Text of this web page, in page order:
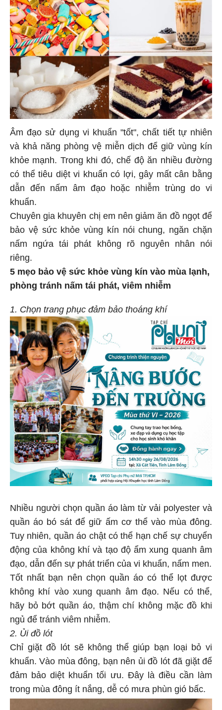
Âm đạo sử dụng vi khuẩn "tốt", chất tiết tự nhiên
và khả năng phòng vệ miễn dịch để giữ vùng kín
khỏe mạnh. Trong khi đó, chế độ ăn nhiều đường
có thể tiêu diệt vi khuẩn có lợi, gây mất cân bằng
dẫn đến nấm âm đạo hoặc nhiễm trùng do vi
khuẩn.
Chuyên gia khuyên chị em nên giảm ăn đồ ngọt để
bảo vệ sức khỏe vùng kín nói chung, ngăn chặn
nấm ngứa tái phát không rõ nguyên nhân nói
riêng.
5 mẹo bảo vệ sức khỏe vùng kín vào mùa lạnh,
phòng tránh nấm tái phát, viêm nhiễm
1. Chọn trang phục đảm bảo thoáng khí
Nhiều người chọn quần áo làm từ vải polyester và
quần áo bó sát để giữ ấm cơ thể vào mùa đông.
Tuy nhiên, quần áo chật có thể hạn chế sự chuyển
động của không khí và tạo độ ẩm xung quanh âm
đạo, dẫn đến sự phát triển của vi khuẩn, nấm men.
Tốt nhất bạn nên chọn quần áo có thể lọt được
không khí vào xung quanh âm đạo. Nếu có thể,
hãy bỏ bớt quần áo, thậm chí không mặc đồ khi
ngủ để tránh viêm nhiễm.
2. Ủi đồ lót
Chỉ giặt đồ lót sẽ không thể giúp bạn loại bỏ vi
khuẩn. Vào mùa đông, bạn nên ủi đồ lót đã giặt để
đảm bảo diệt khuẩn tối ưu. Đây là điều cần làm
trong mùa đông ít nắng, dễ có mưa phùn gió bấc.